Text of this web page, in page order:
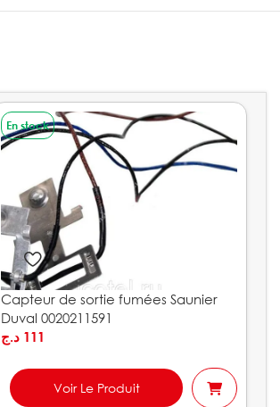
En stock
Capteur de sortie fumées Saunier
Duval 0020211591
111 د.ج
Voir Le Produit